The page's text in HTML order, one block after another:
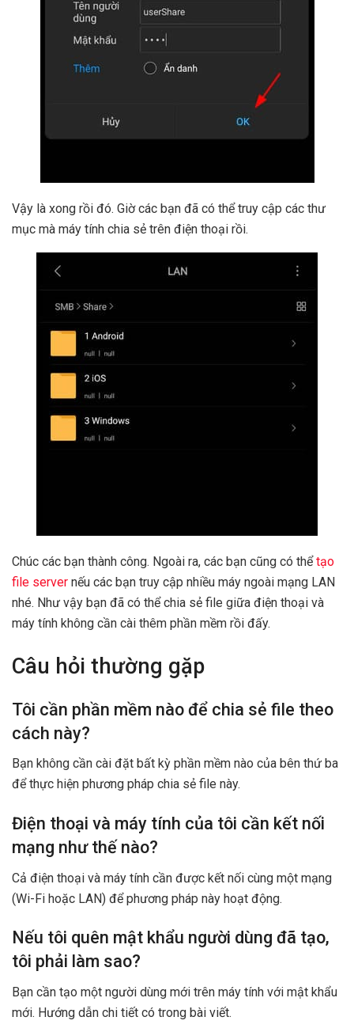
Vậy là xong rồi đó. Giờ các bạn đã có thể truy cập các thư
mục mà máy tính chia sẻ trên điện thoại rồi.
Chúc các bạn thành công. Ngoài ra, các bạn cũng có thểtạo
file server nếu các bạn truy cập nhiều máy ngoài mạng LAN
nhé. Như vậy bạn đã có thể chia sẻ file giữa điện thoại và
máy tính không cần cài thêm phần mềm rồi đấy.
Câu hỏi thường gặp
Tôi cần phần mềm nào để chia sẻ file theo
cách này?
Bạn không cần cài đặt bất kỳ phần mềm nào của bên thứ ba
để thực hiện phương pháp chia sẻ file này.
Điện thoại và máy tính của tôi cần kết nối
mạng như thế nào?
Cả điện thoại và máy tính cần được kết nối cùng một mạng
(Wi-Fi hoặc LAN) để phương pháp này hoạt động.
Nếu tôi quên mật khẩu người dùng đã tạo,
tôi phải làm sao?
Bạn cần tạo một người dùng mới trên máy tính với mật khẩu
mới. Hướng dẫn chi tiết có trong bài viết.